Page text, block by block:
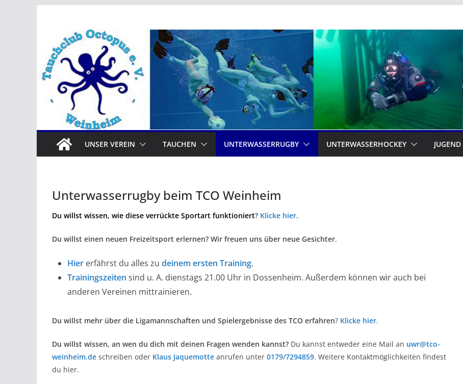
springen
UNSER VEREIN TAUCHEN UNTERWASSERRUGBY UNTERWASSERHOCKEY JUGEND
Unterwasserrugby beim TCO Weinheim
Du willst wissen, wie diese verrückte Sportart funktioniert? Klicke hier.
Du willst einen neuen Freizeitsport erlernen? Wir freuen uns über neue Gesichter.
Hier erfährst du alles zu deinem ersten Training.
Trainingszeiten sind u. A. dienstags 21.00 Uhr in Dossenheim. Außerdem können wir auch bei
anderen Vereinen mittrainieren.
Du willst mehr über die Ligamannschaften und Spielergebnisse des TCO erfahren? Klicke hier.
Du willst wissen, an wen du dich mit deinen Fragen wenden kannst? Du kannst entweder eine Mail an uwr@tco-
weinheim.de schreiben oder Klaus Jaquemotte anrufen unter 0179/7294859. Weitere Kontaktmöglichkeiten findest
du hier.